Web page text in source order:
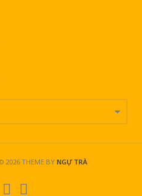
2026 THEME BY NGỰ TRÀ